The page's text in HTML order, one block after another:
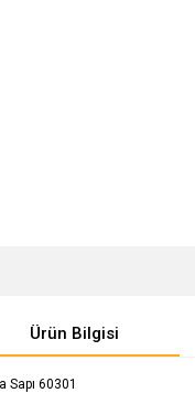
Ürün Bilgisi
Sapı 60301